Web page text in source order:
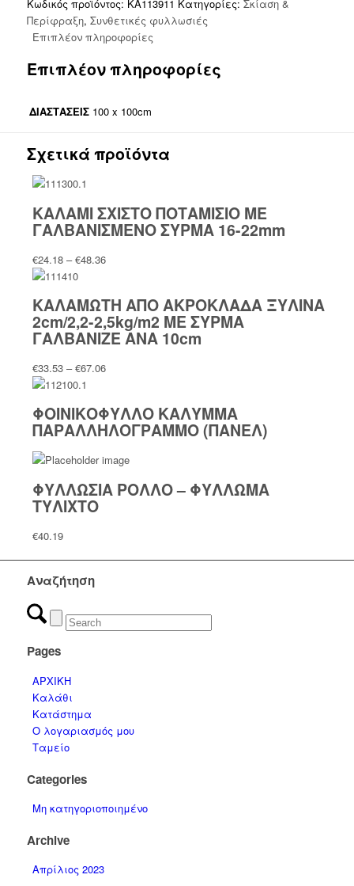
ΠΛΑΚΙΔΙΟ
ποσότητα
Κωδικός προϊόντος: ΚΑ113911 Κατηγορίες: Σκίαση &
Περίφραξη, Συνθετικές φυλλωσιές
Επιπλέον πληροφορίες
Επιπλέον πληροφορίες
ΔΙΑΣΤΑΣΕΙΣ 100 x 100cm
Σχετικά προϊόντα
ΚΑΛΑΜΙ ΣΧΙΣΤΟ ΠΟΤΑΜΙΣΙΟ ΜΕ
ΓΑΛΒΑΝΙΣΜΕΝΟ ΣΥΡΜΑ 16-22mm
€24.18 – €48.36Price
through
€48.36
ΚΑΛΑΜΩΤΗ ΑΠΟ AΚΡΟΚΛΑΔΑ ΞΥΛΙΝΑ
2cm/2,2-2,5kg/m2 ME ΣΥΡΜΑ
ΓΑΛΒΑΝΙΖΕ ΑΝΑ 10cm
€33.53 – €67.06Price
through
€67.06
ΦΟΙΝΙΚΟΦΥΛΛΟ ΚΑΛΥΜΜΑ
ΠΑΡΑΛΛΗΛΟΓΡΑΜΜΟ (ΠΑΝΕΛ)
ΦΥΛΛΩΣΙΑ ΡΟΛΛΟ – ΦΥΛΛΩΜΑ
ΤΥΛΙΧΤΟ
€40.19
Αναζήτηση
Pages
ΑΡΧΙΚΗ
Καλάθι
Κατάστημα
Ο λογαριασμός μου
Ταμείο
Categories
Μη κατηγοριοποιημένο
Archive
Απρίλιος 2023